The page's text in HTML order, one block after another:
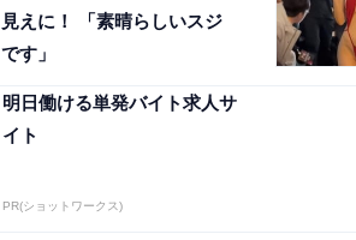
見えに！ 「素晴らしいスジ
です」
明日働ける単発バイト求人サ
イト
PR(ショットワークス)